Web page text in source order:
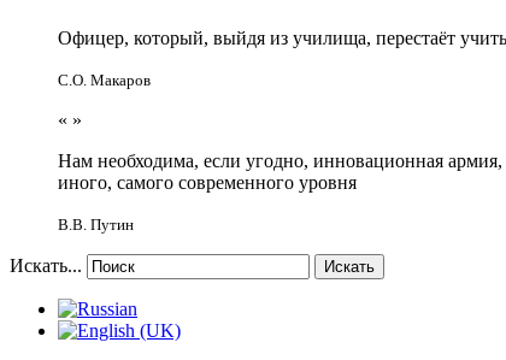
Офицер, который, выйдя из училища, перестаёт
С.О. Макаров
« »
Нам необходима, если угодно, инновационная
иного, самого современного уровня
В.В. Путин
Искать... Искать